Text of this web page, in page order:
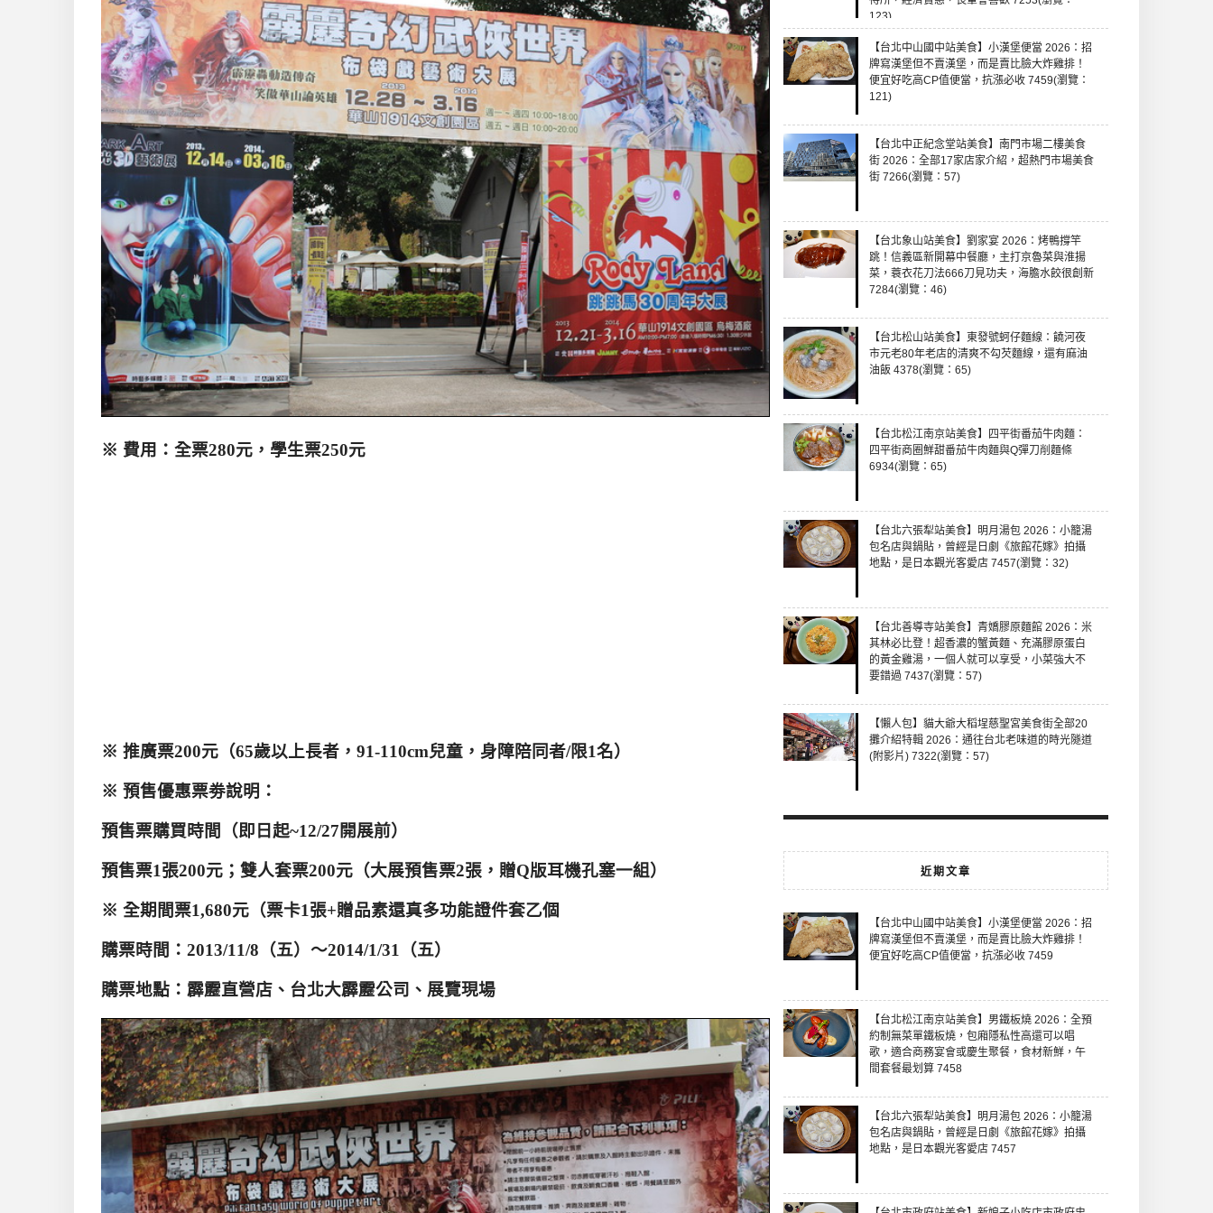
※ 費用：全票280元，學生票250元
※ 推廣票200元（65歲以上長者，91-110cm兒童，身障陪同者/限1名）
※ 預售優惠票劵說明：
預售票購買時間（即日起~12/27開展前）
預售票1張200元；雙人套票200元（大展預售票2張，贈Q版耳機孔塞一組）
※ 全期間票1,680元（票卡1張+贈品素還真多功能證件套乙個
購票時間：2013/11/8 （五）～2014/1/31 （五）
購票地點：霹靂直營店、台北大霹靂公司、展覽現場
123)
【台北中山國中站美食】小漢堡便當 2026：招
牌寫漢堡但不賣漢堡，而是賣比臉大炸雞排！
便宜好吃高CP值便當，抗漲必收 7459(瀏覽：
121)
【台北中正紀念堂站美食】南門市場二樓美食
街 2026：全部17家店家介紹，超熱門市場美食
街 7266(瀏覽：57)
【台北象山站美食】劉家宴 2026：烤鴨撐竿
跳！信義區新開幕中餐廳，主打京魯菜與淮揚
菜，蓑衣花刀法666刀見功夫，海膽水餃很創新
7284(瀏覽：46)
【台北松山站美食】東發號蚵仔麵線：饒河夜
市元老80年老店的清爽不勾芡麵線，還有麻油
油飯 4378(瀏覽：65)
【台北松江南京站美食】四平街番茄牛肉麵：
四平街商圈鮮甜番茄牛肉麵與Q彈刀削麵條
6934(瀏覽：65)
【台北六張犁站美食】明月湯包 2026：小籠湯
包名店與鍋貼，曾經是日劇《旅館花嫁》拍攝
地點，是日本觀光客愛店 7457(瀏覽：32)
【台北善導寺站美食】青嬌膠原麵館 2026：米
其林必比登！超香濃的蟹黃麵、充滿膠原蛋白
的黃金雞湯，一個人就可以享受，小菜強大不
要錯過 7437(瀏覽：57)
【懶人包】貓大爺大稻埕慈聖宮美食街全部20
攤介紹特輯 2026：通往台北老味道的時光隧道
(附影片) 7322(瀏覽：57)
近期文章
【台北中山國中站美食】小漢堡便當 2026：招
牌寫漢堡但不賣漢堡，而是賣比臉大炸雞排！
便宜好吃高CP值便當，抗漲必收 7459
【台北松江南京站美食】男鐵板燒 2026：全預
約制無菜單鐵板燒，包廂隱私性高還可以唱
歌，適合商務宴會或慶生聚餐，食材新鮮，午
間套餐最划算 7458
【台北六張犁站美食】明月湯包 2026：小籠湯
包名店與鍋貼，曾經是日劇《旅館花嫁》拍攝
地點，是日本觀光客愛店 7457